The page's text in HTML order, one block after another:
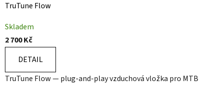
TruTune Flow
Skladem
2 700 Kč
DETAIL
TruTune Flow — plug-and-play vzduchová vložka pro MTB